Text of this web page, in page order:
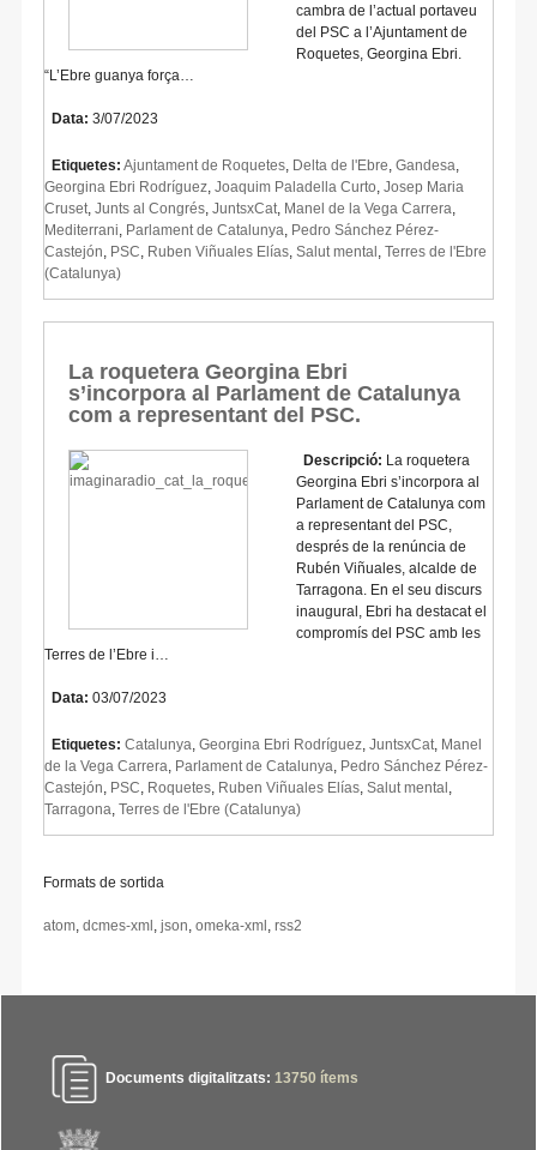
cambra de l’actual portaveu
del PSC a l’Ajuntament de
Roquetes, Georgina Ebri.
“L’Ebre guanya força…
Data: 3/07/2023
Etiquetes: Ajuntament de Roquetes Delta de l'Ebre Gandesa
Georgina Ebri Rodríguez Joaquim Paladella Curto Josep Maria
Cruset Junts al Congrés JuntsxCat Manel de la Vega Carrera
Mediterrani Parlament de Catalunya Pedro Sánchez Pérez-
Castejón PSC Ruben Viñuales Elías Salut mental Terres de l'Ebre
(Catalunya)
La roquetera Georgina Ebri
s’incorpora al Parlament de Catalunya
com a representant del PSC.
Descripció: La roquetera
Georgina Ebri s’incorpora al
Parlament de Catalunya com
a representant del PSC,
després de la renúncia de
Rubén Viñuales, alcalde de
Tarragona. En el seu discurs
inaugural, Ebri ha destacat el
compromís del PSC amb les
Terres de l’Ebre i…
Data: 03/07/2023
Etiquetes: Catalunya Georgina Ebri Rodríguez JuntsxCat Manel
de la Vega Carrera Parlament de Catalunya Pedro Sánchez Pérez-
Castejón PSC Roquetes Ruben Viñuales Elías Salut mental
Tarragona Terres de l'Ebre (Catalunya)
Formats de sortida
atom dcmes-xml json omeka-xml rss2
Documents digitalitzats: 13750 ítems